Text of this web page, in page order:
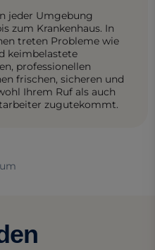
jeder Umgebung
zum Krankenhaus. In
treten Probleme wie
keimbelastete
professionellen
frischen, sicheren und
Ihrem Ruf als auch
zugutekommt.